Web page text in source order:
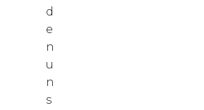
d
e
n
u
n
s